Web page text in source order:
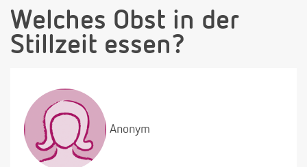
Welches Obst in der
Stillzeit essen?
Anonym